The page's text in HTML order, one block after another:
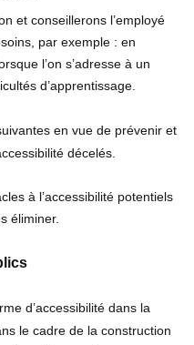
et conseillerons l’employé
par exemple : en
l’on s’adresse à un
d’apprentissage.
en vue de prévenir et
décelés.
à l’accessibilité potentiels
éliminer.
d’accessibilité dans la
le cadre de la construction